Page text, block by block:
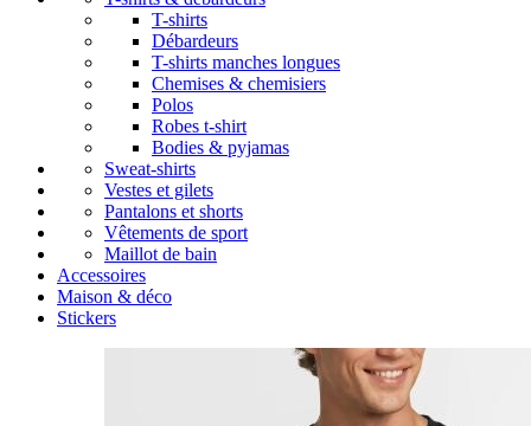
T-shirts
Débardeurs
T-shirts manches longues
Chemises & chemisiers
Polos
Robes t-shirt
Bodies & pyjamas
Sweat-shirts
Vestes et gilets
Pantalons et shorts
Vêtements de sport
Maillot de bain
Accessoires
Maison & déco
Stickers